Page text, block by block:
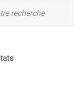
recherche